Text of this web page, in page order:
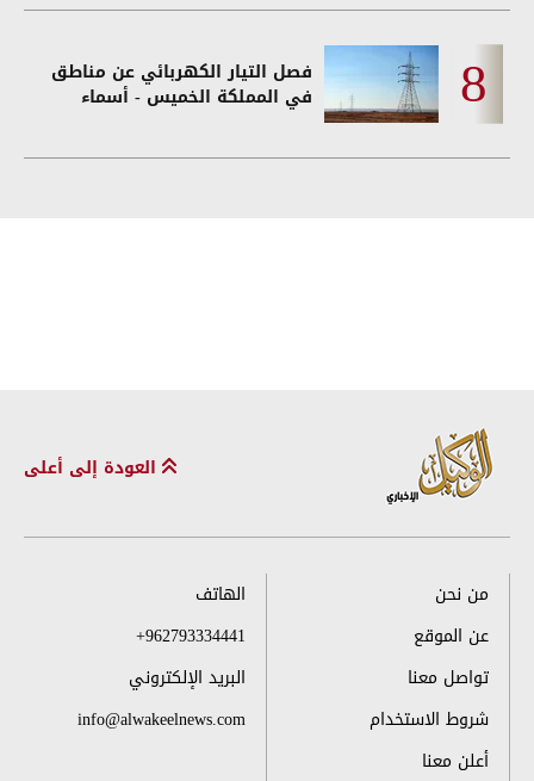
فصل التيار الكهربائي عن مناطق
في المملكة الخميس - أسماء
العودة إلى أعلى
من نحن
عن الموقع
تواصل معنا
شروط الاستخدام
أعلن معنا
الهاتف
+962793334441
البريد الإلكتروني
info@alwakeelnews.com